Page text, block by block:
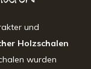
und
Holzschalen
wurden